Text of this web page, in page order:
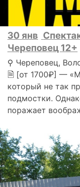
30 янв
Череповец 12+
⚲ Череповец,
🗎 [от 1700₽] —
который не так
подмостки.
поражает